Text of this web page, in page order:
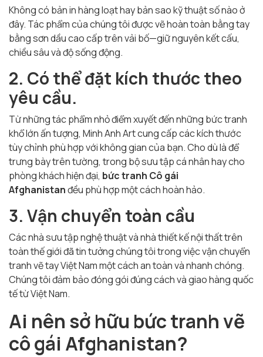
Không có bản in hàng loạt hay bản sao kỹ thuật số nào ở
đây. Tác phẩm của chúng tôi được vẽ hoàn toàn bằng tay
bằng sơn dầu cao cấp trên vải bố—giữ nguyên kết cấu,
chiều sâu và độ sống động.
2. Có thể đặt kích thước theo
yêu cầu.
Từ những tác phẩm nhỏ điểm xuyết đến những bức tranh
khổ lớn ấn tượng, Minh Anh Art cung cấp các kích thước
tùy chỉnh phù hợp với không gian của bạn. Cho dù là để
trưng bày trên tường, trong bộ sưu tập cá nhân hay cho
phòng khách hiện đại, bức tranh Cô gái
Afghanistanđều phù hợp một cách hoàn hảo.
3. Vận chuyển toàn cầu
Các nhà sưu tập nghệ thuật và nhà thiết kế nội thất trên
toàn thế giới đã tin tưởng chúng tôi trong việc vận chuyển
tranh vẽ tay Việt Nam một cách an toàn và nhanh chóng.
Chúng tôi đảm bảo đóng gói đúng cách và giao hàng quốc
tế từ Việt Nam.
Ai nên sở hữu bức tranh vẽ
cô gái Afghanistan?